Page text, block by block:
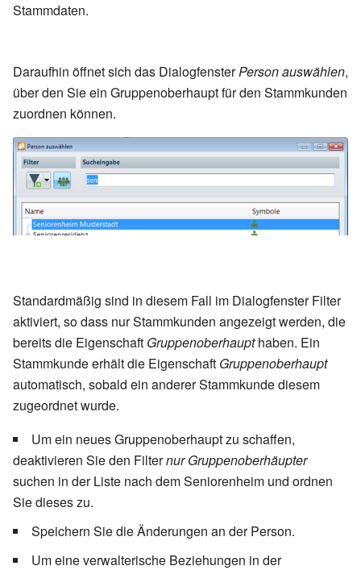
Stammdaten.
Daraufhin öffnet sich das DialogfensterPerson auswählen,
über den Sie ein Gruppenoberhaupt für den Stammkunden
zuordnen können.
Standardmäßig sind in diesem Fall im Dialogfenster Filter
aktiviert, so dass nur Stammkunden angezeigt werden, die
bereits die Eigenschaft Gruppenoberhaupthaben. Ein
Stammkunde erhält die Eigenschaft Gruppenoberhaupt
automatisch, sobald ein anderer Stammkunde diesem
zugeordnet wurde.
Um ein neues Gruppenoberhaupt zu schaffen,
deaktivieren Sie den Filternur Gruppenoberhäupter
suchen in der Liste nach dem Seniorenheim und ordnen
Sie dieses zu.
Speichern Sie die Änderungen an der Person.
Um eine verwalterische Beziehungen in der